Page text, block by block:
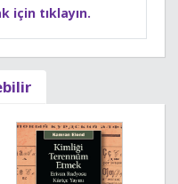
için tıklayın.